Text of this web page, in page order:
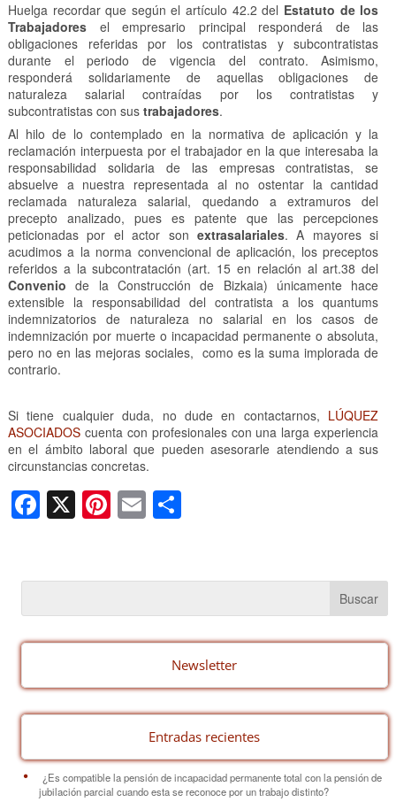
Huelga recordar que según el artículo 42.2 del Estatuto de los
Trabajadoresel empresario principal responderá de las
obligaciones referidas por los contratistas y subcontratistas
durante el periodo de vigencia del contrato. Asimismo,
responderá solidariamente de aquellas obligaciones de
naturaleza salarial contraídas por los contratistas y
subcontratistas con sus trabajadores.
Al hilo de lo contemplado en la normativa de aplicación y la
reclamación interpuesta por el trabajador en la que interesaba la
responsabilidad solidaria de las empresas contratistas, se
absuelve a nuestra representada al no ostentar la cantidad
reclamada naturaleza salarial, quedando a extramuros del
precepto analizado, pues es patente que las percepciones
peticionadas por el actor sonextrasalariales. A mayores si
acudimos a la norma convencional de aplicación, los preceptos
referidos a la subcontratación (art. 15 en relación al art.38 del
Convenio de la Construcción de Bizkaia) únicamente hace
extensible la responsabilidad del contratista a los quantums
indemnizatorios de naturaleza no salarial en los casos de
indemnización por muerte o incapacidad permanente o absoluta,
pero no en las mejoras sociales, como es la suma implorada de
contrario.
Si tiene cualquier duda, no dude en contactarnos, LÚQUEZ
ASOCIADOScuenta con profesionales con una larga experiencia
en el ámbito laboral que pueden asesorarle atendiendo a sus
circunstancias concretas.
F
a
e
b
o
k
X Pi
nt
e
st
E
m
C
p
ar
tir
Newsletter
Entradas recientes
¿Es compatible la pensión de incapacidad permanente total con la pensión de
jubilación parcial cuando esta se reconoce por un trabajo distinto?